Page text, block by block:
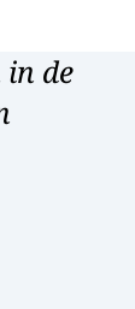
in de